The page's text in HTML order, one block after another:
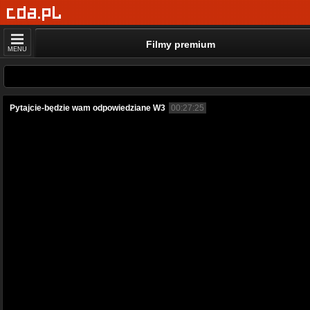
MENU Filmy premium
Pytajcie-będzie wam odpowiedziane W3 00:27:25